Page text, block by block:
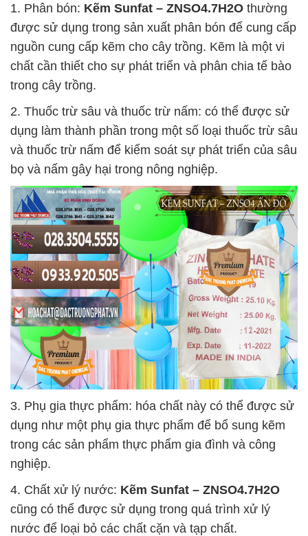
1. Phân bón: Kẽm Sunfat – ZNSO4.7H2O thường
được sử dụng trong sản xuất phân bón để cung cấp
nguồn cung cấp kẽm cho cây trồng. Kẽm là một vi
chất cần thiết cho sự phát triển và phân chia tế bào
trong cây trồng.
2. Thuốc trừ sâu và thuốc trừ nấm: có thể được sử
dụng làm thành phần trong một số loại thuốc trừ sâu
và thuốc trừ nấm để kiểm soát sự phát triển của sâu
bọ và nấm gây hại trong nông nghiệp.
3. Phụ gia thực phẩm: hóa chất này có thể được sử
dụng như một phụ gia thực phẩm để bổ sung kẽm
trong các sản phẩm thực phẩm gia đình và công
nghiệp.
4. Chất xử lý nước: Kẽm Sunfat – ZNSO4.7H2O
cũng có thể được sử dụng trong quá trình xử lý
nước để loại bỏ các chất cặn và tạp chất.